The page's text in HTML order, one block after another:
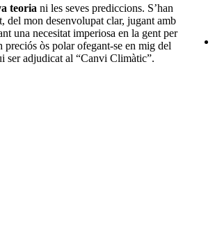
teoria ni les seves prediccions. S’han
del mon desenvolupat clar, jugant amb
una necesitat imperiosa en la gent per
òs polar ofegant-se en mig del
ser adjudicat al “Canvi Climàtic”.